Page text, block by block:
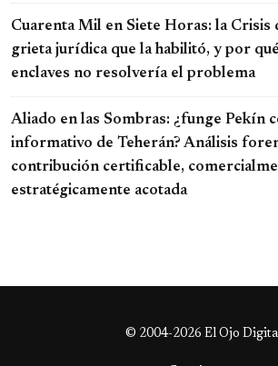
Cuarenta Mil en Siete Horas: la Crisis
grieta jurídica que la habilitó, y por
enclaves no resolvería el problema
Aliado en las Sombras: ¿funge Pekín
informativo de Teherán? Análisis
contribución certificable,
estratégicamente acotada
© 2004-2026 El Ojo